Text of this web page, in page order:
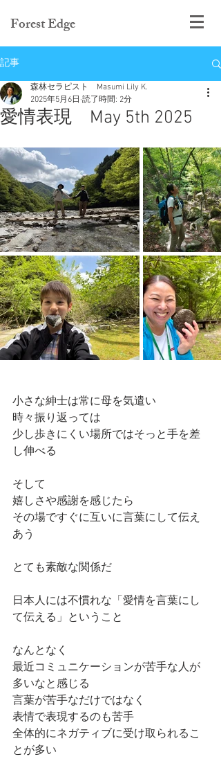
Forest Edge
記事
愛情表現 May 5th 2025
森林セラピスト Masumi Lily K.
2025年5月6日 読了時間: 2分
小さな紳士は常に母を気遣い
時々振り返っては
少し歩きにくい場所ではそっと手を差
し伸べる
そして
嬉しさや感謝を感じたら
その場ですぐに互いに言葉にして伝え
あう
とても素敵な関係だ
日本人には不慣れな「愛情を言葉にし
て伝える」ということ
なんとなく
最近コミュニケーションが苦手な人が
多いなと感じる
言葉が苦手なだけではなく
表情で表現するのも苦手
全体的にネガティブに受け取られるこ
とが多い